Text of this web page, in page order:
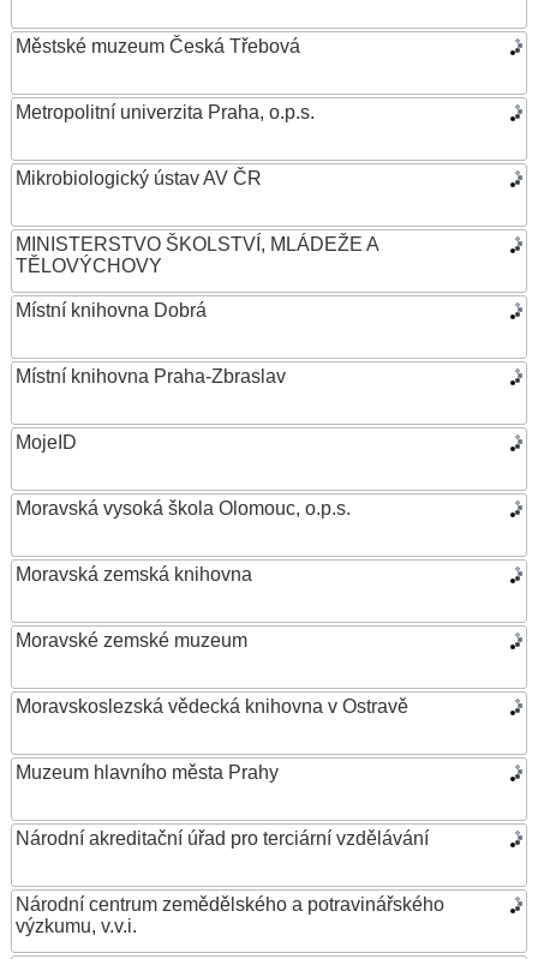
Městské muzeum Česká Třebová
Metropolitní univerzita Praha, o.p.s.
Mikrobiologický ústav AV ČR
MINISTERSTVO ŠKOLSTVÍ, MLÁDEŽE A
TĚLOVÝCHOVY
Místní knihovna Dobrá
Místní knihovna Praha-Zbraslav
MojeID
Moravská vysoká škola Olomouc, o.p.s.
Moravská zemská knihovna
Moravské zemské muzeum
Moravskoslezská vědecká knihovna v Ostravě
Muzeum hlavního města Prahy
Národní akreditační úřad pro terciární vzdělávání
Národní centrum zemědělského a potravinářského
výzkumu, v.v.i.